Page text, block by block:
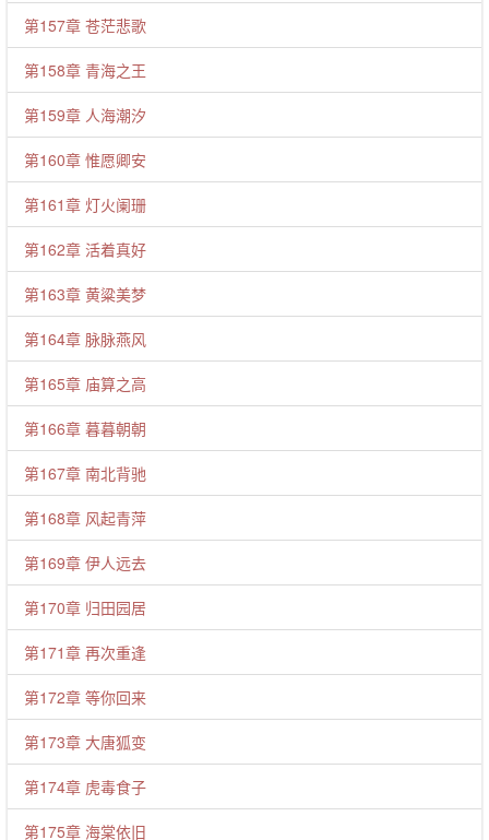
第157章 苍茫悲歌
第158章 青海之王
第159章 人海潮汐
第160章 惟愿卿安
第161章 灯火阑珊
第162章 活着真好
第163章 黄粱美梦
第164章 脉脉燕风
第165章 庙算之高
第166章 暮暮朝朝
第167章 南北背驰
第168章 风起青萍
第169章 伊人远去
第170章 归田园居
第171章 再次重逢
第172章 等你回来
第173章 大唐狐变
第174章 虎毒食子
第175章 海棠依旧